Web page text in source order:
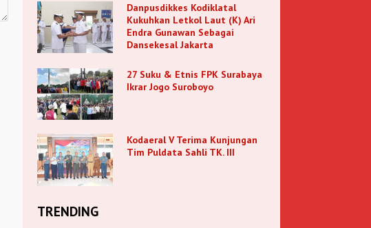
Danpusdikkes Kodiklatal
Kukuhkan Letkol Laut (K) Ari
Endra Gunawan Sebagai
Dansekesal Jakarta
27 Suku & Etnis FPK Surabaya
Ikrar Jogo Suroboyo
Kodaeral V Terima Kunjungan
Tim Puldata Sahli TK. III
TRENDING